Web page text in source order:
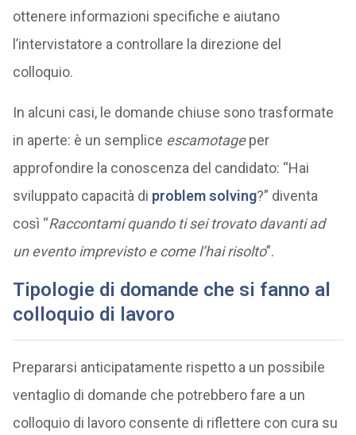
ottenere informazioni specifiche e aiutano
l’intervistatore a controllare la direzione del
colloquio.
In alcuni casi, le domande chiuse sono trasformate
in aperte: è un semplice escamotageper
approfondire la conoscenza del candidato: “Hai
sviluppato capacità di problem solving?” diventa
così “Raccontami quando ti sei trovato davanti ad
un evento imprevisto e come l’hai risolto”.
Tipologie di domande che si fanno al
colloquio di lavoro
Prepararsi anticipatamente rispetto a un possibile
ventaglio di domande che potrebbero fare a un
colloquio di lavoro consente di riflettere con cura su